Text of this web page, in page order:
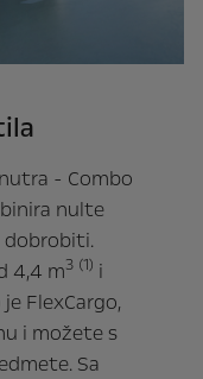
- Combo
nulte
dobrobiti.
4,4 m3 (1) i
FlexCargo,
i možete s
Sa